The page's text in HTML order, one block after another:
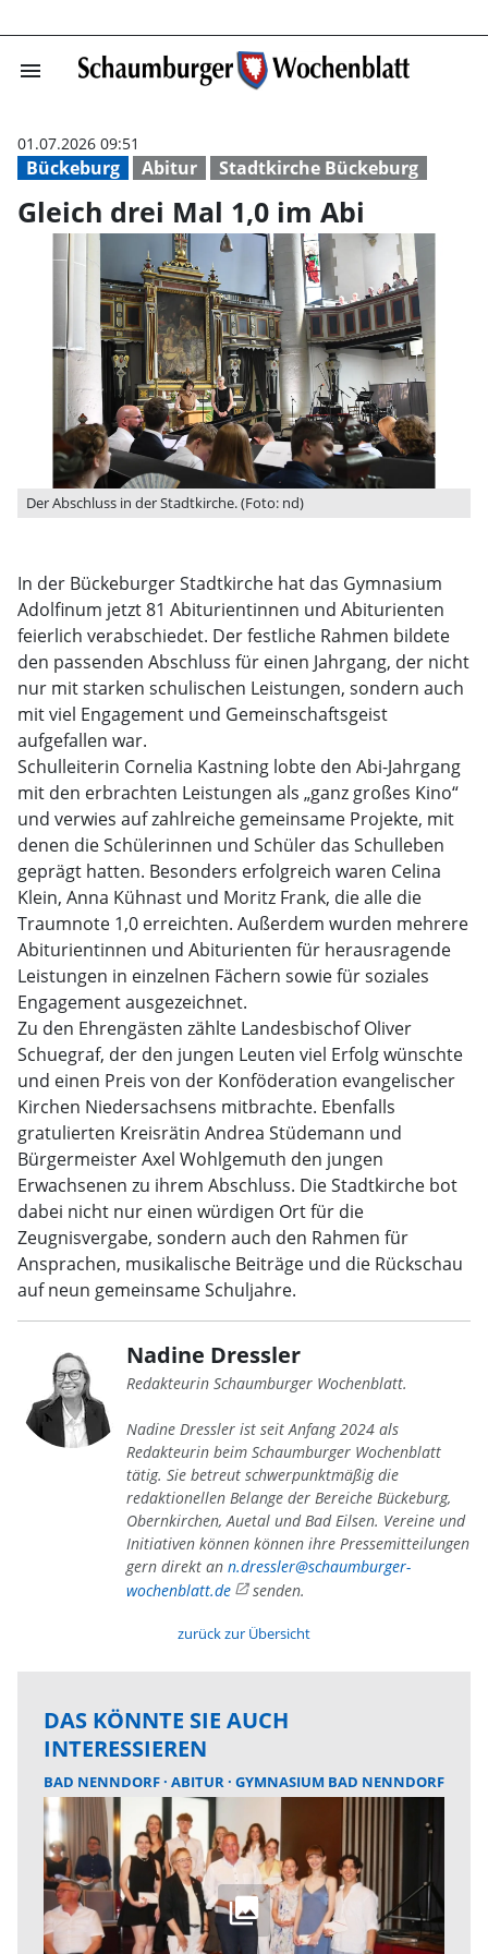
menu Gleich drei Mal
Bückeburg Abitur Stadtkirche Bückeburg
01.07.2026 09:51
Gleich drei Mal 1,0 im Abi
Der Abschluss in der Stadtkirche. (Foto: nd)
In der Bückeburger Stadtkirche hat das Gymnasium
Adolfinum jetzt 81 Abiturientinnen und Abiturienten
feierlich verabschiedet. Der festliche Rahmen bildete
den passenden Abschluss für einen Jahrgang, der nicht
nur mit starken schulischen Leistungen, sondern auch
mit viel Engagement und Gemeinschaftsgeist
aufgefallen war.
Schulleiterin Cornelia Kastning lobte den Abi-Jahrgang
mit den erbrachten Leistungen als „ganz großes Kino“
und verwies auf zahlreiche gemeinsame Projekte, mit
denen die Schülerinnen und Schüler das Schulleben
geprägt hatten. Besonders erfolgreich waren Celina
Klein, Anna Kühnast und Moritz Frank, die alle die
Traumnote 1,0 erreichten. Außerdem wurden mehrere
Abiturientinnen und Abiturienten für herausragende
Leistungen in einzelnen Fächern sowie für soziales
Engagement ausgezeichnet.
Zu den Ehrengästen zählte Landesbischof Oliver
Schuegraf, der den jungen Leuten viel Erfolg wünschte
und einen Preis von der Konföderation evangelischer
Kirchen Niedersachsens mitbrachte. Ebenfalls
gratulierten Kreisrätin Andrea Stüdemann und
Bürgermeister Axel Wohlgemuth den jungen
Erwachsenen zu ihrem Abschluss. Die Stadtkirche bot
dabei nicht nur einen würdigen Ort für die
Zeugnisvergabe, sondern auch den Rahmen für
Ansprachen, musikalische Beiträge und die Rückschau
auf neun gemeinsame Schuljahre.
Nadine Dressler
Redakteurin Schaumburger Wochenblatt.
Nadine Dressler ist seit Anfang 2024 als
Redakteurin beim Schaumburger Wochenblatt
tätig. Sie betreut schwerpunktmäßig die
redaktionellen Belange der Bereiche Bückeburg,
Obernkirchen, Auetal und Bad Eilsen. Vereine und
Initiativen können können ihre Pressemitteilungen
gern direkt an n.dressler@schaumburger-
wochenblatt.de
senden.
zurück zur Übersicht
DAS KÖNNTE SIE AUCH
INTERESSIEREN
BAD NENNDORF ABITUR GYMNASIUM BAD NENNDORF